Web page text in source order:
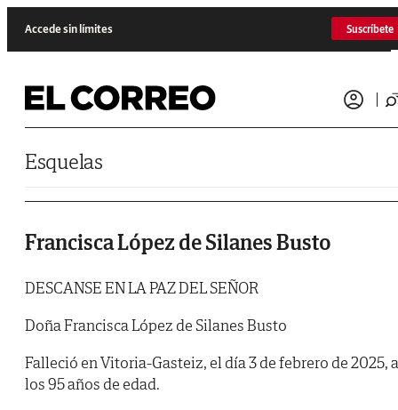
Accede sin límites Suscríbete
Esquelas
Francisca López de Silanes Busto
DESCANSE EN LA PAZ DEL SEÑOR
Doña Francisca López de Silanes Busto
Falleció en Vitoria-Gasteiz, el día 3 de febrero de 2025, a
los 95 años de edad.